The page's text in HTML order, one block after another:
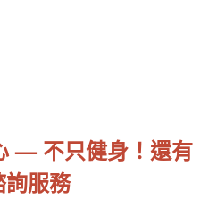
— 不只健身！還有
服務